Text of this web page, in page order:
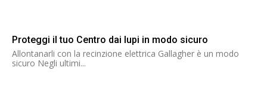
Proteggi il tuo Centro dai lupi in modo sicuro
Allontanarli con la recinzione elettrica Gallagher è un modo
sicuro Negli ultimi...